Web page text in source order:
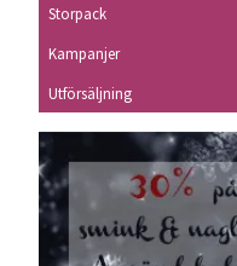
Storpack
Kampanjer
Utförsäljning